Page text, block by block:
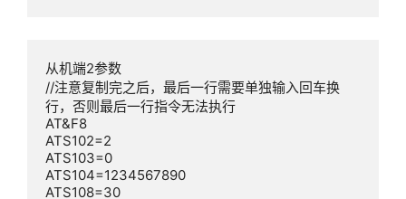
从机端2参数
//注意复制完之后，最后一行需要单独输入回车换
行，否则最后一行指令无法执行
AT&F8
ATS102=2
ATS103=0
ATS104=1234567890
ATS108=30